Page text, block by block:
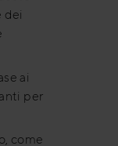
dei
ai
per
come